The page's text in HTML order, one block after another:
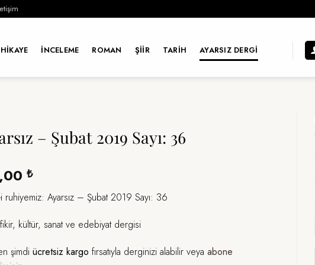
HIKAYE İNCELEME ROMAN ŞIIR TARIH AYARSIZ DERGI
– Şubat 2019 Sayı: 36
₺
i ruhiyemiz: Ayarsız – Şubat 2019 Sayı: 36
fikir, kültür, sanat ve edebiyat dergisi
şimdiücretsiz kargo fırsatıyla derginizi alabilir veyaabone